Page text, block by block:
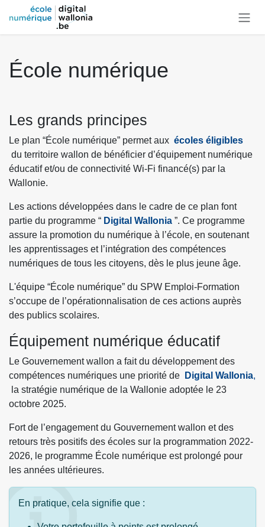
Se rendre au contenu
École numérique
Les grands principes
Le plan “École numérique” permet aux écoles éligibles
du territoire wallon de bénéficier d’équipement numérique
éducatif et/ou de connectivité Wi-Fi financé(s) par la
Wallonie.
Les actions développées dans le cadre de ce plan font
partie du programme “ Digital Wallonia ”. Ce programme
assure la promotion du numérique à l’école, en soutenant
les apprentissages et l’intégration des compétences
numériques de tous les citoyens, dès le plus jeune âge.
L'équipe “École numérique” du SPW Emploi-Formation
s’occupe de l’opérationnalisation de ces actions auprès
des publics scolaires.
Équipement numérique éducatif
Le Gouvernement wallon a fait du développement des
compétences numériques une priorité de
Digital Wallonia,
la stratégie numérique de la Wallonie adoptée le 23
octobre 2025.
Fort de l’engagement du Gouvernement wallon et des
retours très positifs des écoles sur la programmation 2022-
2026, le programme École numérique est prolongé pour
les années ultérieures.
En pratique, cela signifie que :